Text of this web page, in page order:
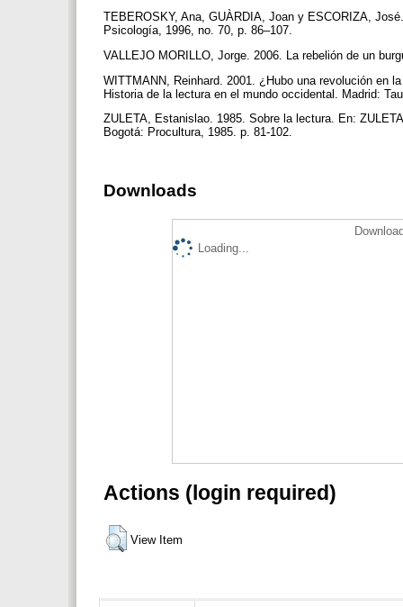
TEBEROSKY, Ana, GUÀRDIA, Joan y ESCORIZA,
Psicología, 1996, no. 70, p. 86–107.
VALLEJO MORILLO, Jorge. 2006. La rebelión de un
WITTMANN, Reinhard. 2001. ¿Hubo una revolución en
Historia de la lectura en el mundo occidental. Madrid:
ZULETA, Estanislao. 1985. Sobre la lectura. En:
Bogotá: Procultura, 1985. p. 81-102.
Downloads
Loading...
Actions (login required)
View Item